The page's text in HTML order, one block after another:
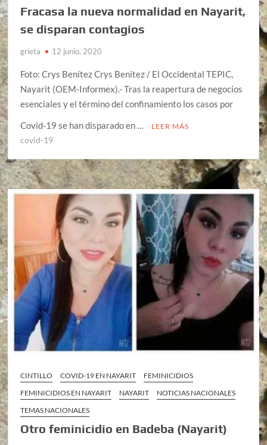
Fracasa la nueva normalidad en Nayarit,
se disparan contagios
grieta 12 junio, 2020
Foto: Crys Benítez Crys Benitez / El Occidental TEPIC,
Nayarit (OEM-Informex).- Tras la reapertura de negocios
esenciales y el término del confinamiento los casos por
Covid-19 se han disparado en …
LEER MÁS
covid-19
CINTILLO COVID-19 EN NAYARIT
FEMINICIDIOS
FEMINICIDIOS EN NAYARIT
NAYARIT
NOTICIAS NACIONALES
TEMAS NACIONALES
Otro feminicidio en Badeba (Nayarit)